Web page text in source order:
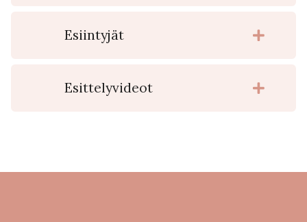
Esiintyjät
Esittelyvideot